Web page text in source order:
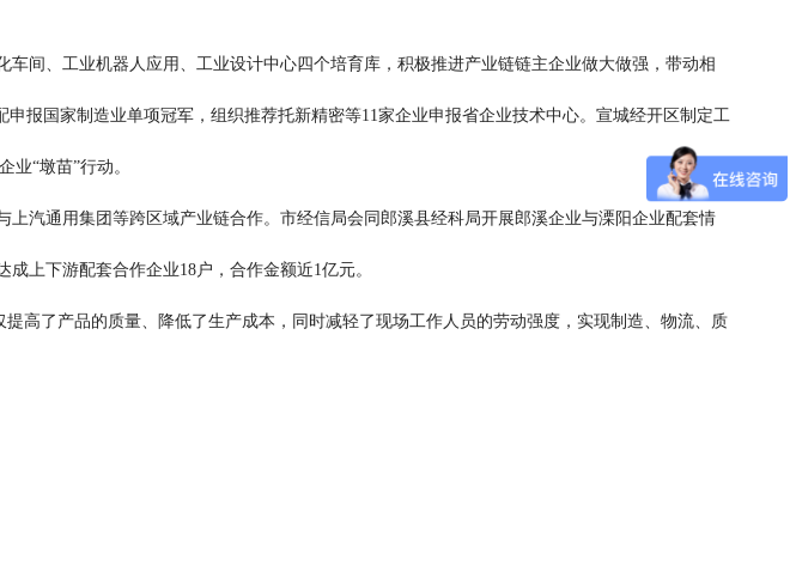
、工业机器人应用、工业设计中心四个培育库，积极推进产业链链主企业做大做强，带动相
报国家制造业单项冠军，组织推荐托新精密等11家企业申报省企业技术中心。宣城经开区制定工
业“墩苗”行动。
通用集团等跨区域产业链合作。市经信局会同郎溪县经科局开展郎溪企业与溧阳企业配套情
上下游配套合作企业18户，合作金额近1亿元。
高了产品的质量、降低了生产成本，同时减轻了现场工作人员的劳动强度，实现制造、物流、质